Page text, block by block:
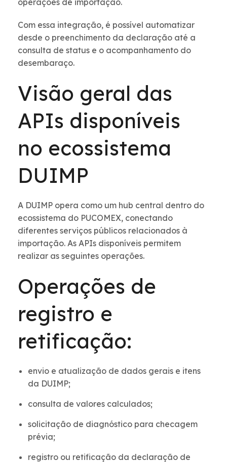
operações de importação.
Com essa integração, é possível automatizar
desde o preenchimento da declaração até a
consulta de status e o acompanhamento do
desembaraço.
Visão geral das
APIs disponíveis
no ecossistema
DUIMP
A DUIMP opera como um hub central dentro do
ecossistema do PUCOMEX, conectando
diferentes serviços públicos relacionados à
importação. As APIs disponíveis permitem
realizar as seguintes operações.
Operações de
registro e
retificação:
envio e atualização de dados gerais e itens
da DUIMP;
consulta de valores calculados;
solicitação de diagnóstico para checagem
prévia;
registro ou retificação da declaração de